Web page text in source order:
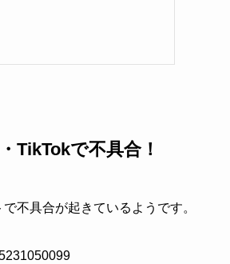
TikTokで不具合！
不具合が起きているようです。